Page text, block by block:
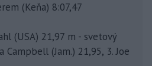
(Keňa) 8:07,47
(USA) 21,97 m - svetový
Campbell (Jam.) 21,95, 3. Joe